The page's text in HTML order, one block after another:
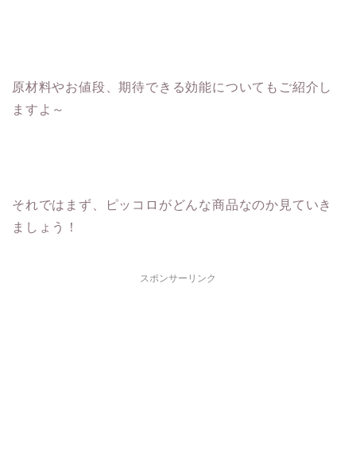
原材料やお値段、期待できる効能についてもご紹介し
ますよ～
それではまず、ピッコロがどんな商品なのか見ていき
ましょう！
スポンサーリンク